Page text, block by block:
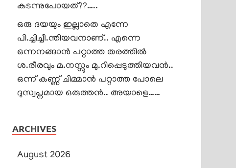
കടന്നുപോയത്??…..
ഒരു ദയയും ഇല്ലാതെ എന്നേ
പി.ച്ചിച്ചീ.ന്തിയവനാണ്.. എന്നെ
ഒന്നനങ്ങാൻ പറ്റാത്ത തരത്തിൽ
ശ.രീരവും മ.നസ്സും മു.റിപ്പെടുത്തിയവൻ..
ഒന്ന് കണ്ണ് ചിമ്മാൻ പറ്റാത്ത പോലെ
ദുസ്വപ്നമായ ഒരുത്തൻ.. അയാളെ……
ARCHIVES
August 2026